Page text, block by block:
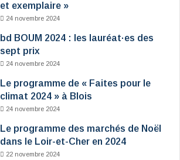
et exemplaire »
24 novembre 2024
bd BOUM 2024 : les lauréat·es des
sept prix
24 novembre 2024
Le programme de « Faites pour le
climat 2024 » à Blois
24 novembre 2024
Le programme des marchés de Noël
dans le Loir-et-Cher en 2024
22 novembre 2024